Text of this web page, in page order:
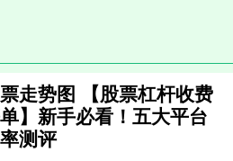
走势图 【股票杠杆收费
】新手必看！五大平台
测评